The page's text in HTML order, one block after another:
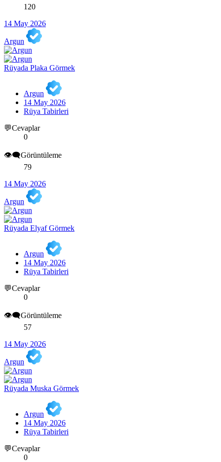
120
14 May 2026
Argun
Rüyada Plaka Görmek
Argun
14 May 2026
Rüya Tabirleri
💬Cevaplar
0
👁️‍🗨️Görüntüleme
79
14 May 2026
Argun
Rüyada Elyaf Görmek
Argun
14 May 2026
Rüya Tabirleri
💬Cevaplar
0
👁️‍🗨️Görüntüleme
57
14 May 2026
Argun
Rüyada Muska Görmek
Argun
14 May 2026
Rüya Tabirleri
💬Cevaplar
0